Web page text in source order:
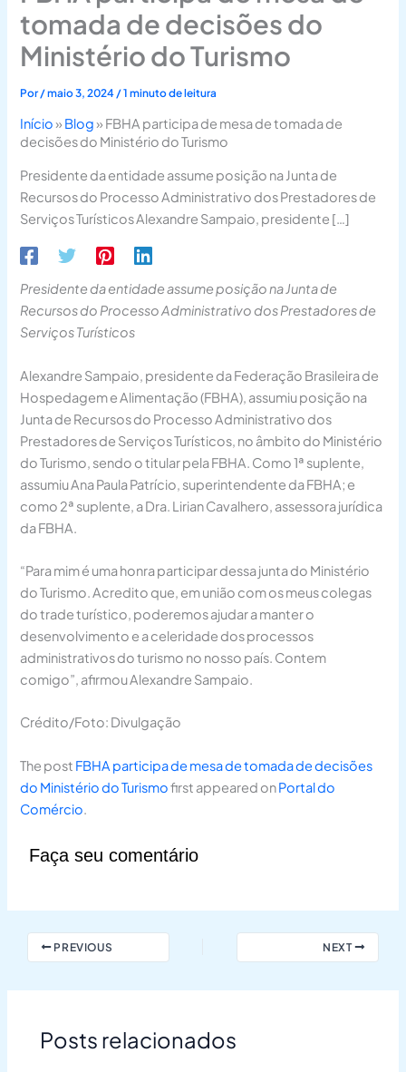
tomada de decisões do
Ministério do Turismo
Por/maio 3, 2024 /1 minuto de leitura
Início» Blog» FBHA participa de mesa de tomada de
decisões do Ministério do Turismo
Presidente da entidade assume posição na Junta de
Recursos do Processo Administrativo dos Prestadores de
Serviços Turísticos Alexandre Sampaio, presidente […]
Presidente da entidade assume posição na Junta de
Recursos do Processo Administrativo dos Prestadores de
Serviços Turísticos
Alexandre Sampaio, presidente da Federação Brasileira de
Hospedagem e Alimentação (FBHA), assumiu posição na
Junta de Recursos do Processo Administrativo dos
Prestadores de Serviços Turísticos, no âmbito do Ministério
do Turismo, sendo o titular pela FBHA. Como 1ª suplente,
assumiu Ana Paula Patrício, superintendente da FBHA; e
como 2ª suplente, a Dra. Lirian Cavalhero, assessora jurídica
da FBHA.
“Para mim é uma honra participar dessa junta do Ministério
do Turismo. Acredito que, em união com os meus colegas
do trade turístico, poderemos ajudar a manter o
desenvolvimento e a celeridade dos processos
administrativos do turismo no nosso país. Contem
comigo”, afirmou Alexandre Sampaio.
Crédito/Foto: Divulgação
The post FBHA participa de mesa de tomada de decisões
do Ministério do Turismofirst appeared onPortal do
Comércio.
Faça seu comentário
PREVIOUS NEXT
Posts relacionados